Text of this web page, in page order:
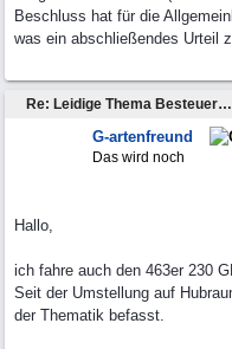
Beschluss hat für die
was ein abschließendes Urteil
Re: Leidige Thema Besteuerung
G-artenfreund
Das wird noch
Hallo,
ich fahre auch den 463er 230
Seit der Umstellung auf
der Thematik befasst.